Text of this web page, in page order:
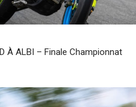
À ALBI – Finale Championnat